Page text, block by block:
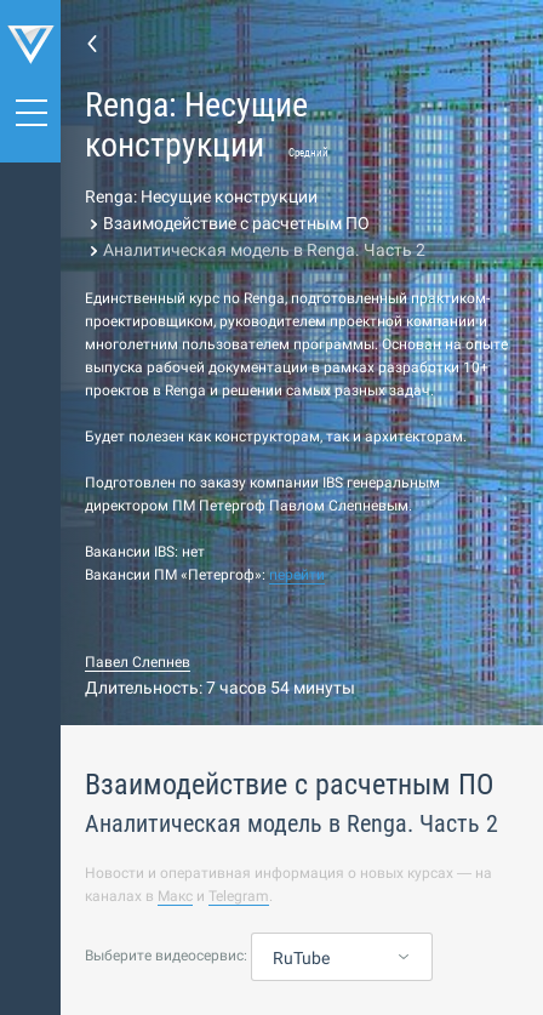
Renga: Несущие
конструкции
Средний
Renga: Несущие конструкции
Взаимодействие с расчетным ПО
Аналитическая модель в Renga. Часть 2
Единственный курс по Renga, подготовленный практиком-
проектировщиком, руководителем проектной компании и
многолетним пользователем программы. Основан на опыте
выпуска рабочей документации в рамках разработки 10+
проектов в Renga и решении самых разных задач.
Будет полезен как конструкторам, так и архитекторам.
Подготовлен по заказу компании IBS генеральным
директором ПМ Петергоф Павлом Слепневым.
Вакансии IBS: нет
Вакансии ПМ «Петергоф»:перейти
Павел Слепнев
Длительность: 7 часов 54 минуты
Взаимодействие с расчетным ПО
Аналитическая модель в Renga. Часть 2
Новости и оперативная информация о новых курсах — на
каналах в Макс и Telegram.
Выберите видеосервис: RuTube